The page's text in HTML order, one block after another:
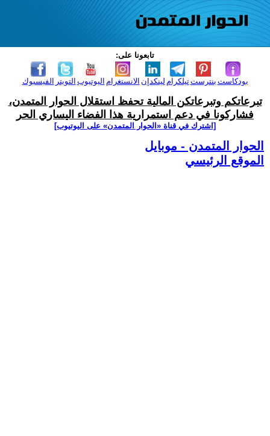
تابعونا على:
الفيسبوك التويتر اليوتيوب الانستغرام لينكدإن تيلكرامبنترست بودكاست
تبرعاتكم وتبرعاتكن المالية تحفظ استقلال الحوار المتمدن،
فشاركونا في دعم استمرارية هذا الفضاء اليساري الحر
[اشترك في قناة ‫«الحوار المتمدن» على اليوتيوب]
الحوار المتمدن - موبايل
الموقع الرئيسي